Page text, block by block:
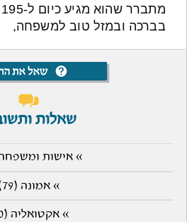
מתברר שהוא מגיע כיום ל-195 ש"ח.
בברכה ובמזל טוב למשפחה,
שאלות
» אישות ומשפחה
» אמונה (79)
» אקטואליה (60)